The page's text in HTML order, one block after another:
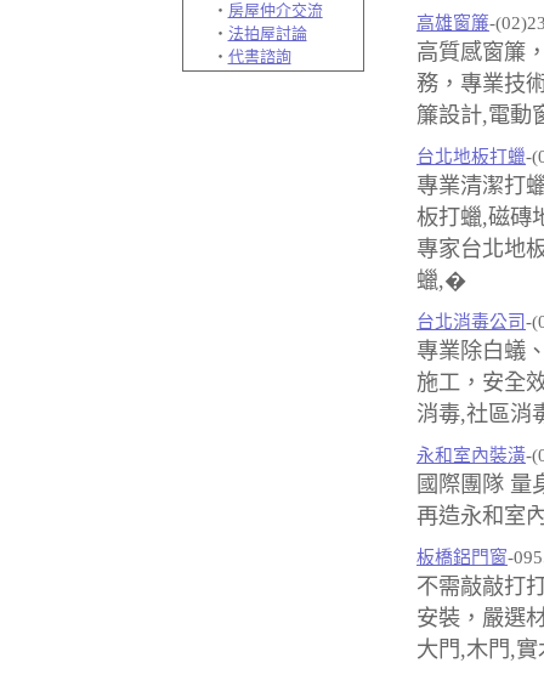
‧ 房屋仲介交流
‧ 法拍屋討論
‧ 代書諮詢
高雄窗簾-
高質感窗簾
務，專業技
簾設計,電動
台北地板打蠟-
專業清潔打
板打蠟,磁磚
專家台北地
蠟,�
台北消毒公司 -
專業除白蟻
施工，安全
消毒,社區消
永和室內裝潢-
國際團隊 量
再造永和室
板橋鋁門窗-
不需敲敲打
安裝，嚴選
大門,木門,